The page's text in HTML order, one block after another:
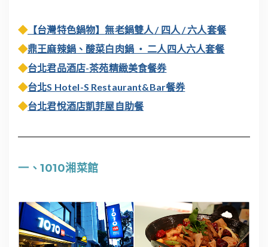
◆【台灣特色鍋物】無老鍋雙人 / 四人 / 六人套餐
◆鼎王麻辣鍋、酸菜白肉鍋 ・ 二人四人六人套餐
◆台北君品酒店-茶苑精緻美食餐券
◆台北S Hotel-S Restaurant&Bar餐券
◆台北君悅酒店凱菲屋自助餐
一、1010湘菜館